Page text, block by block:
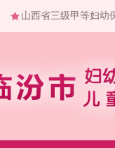
山西省三级甲等妇幼